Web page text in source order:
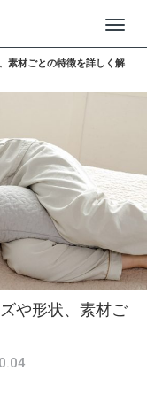
o
n
a
i
g
a
素材ごとの特徴を詳しく解
や形状、素材ご